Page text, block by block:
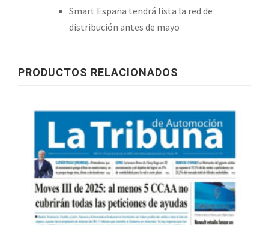
Smart España tendrá lista la red de
distribución antes de mayo
PRODUCTOS RELACIONADOS